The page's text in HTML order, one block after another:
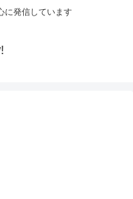
に発信しています